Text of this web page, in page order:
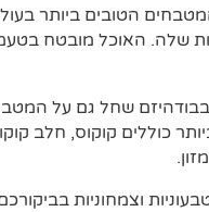
הטובים ביותר
שלה. האוכל מובטח
בבודהיזם שחל גם על
כוללים קוקוס, חלב
וצמחוניות